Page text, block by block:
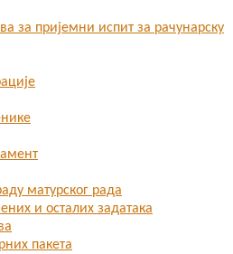
за пријемни испит за рачунарску
матурског рада
и осталих задатака
пакета